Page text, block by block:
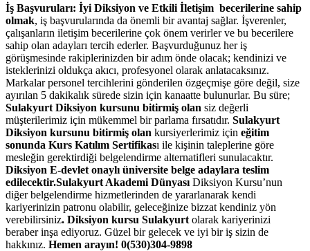
İş Başvuruları: İyi Diksiyon ve Etkili İletişim becerilerine sahip
olmak, iş başvurularında da önemli bir avantaj sağlar. İşverenler,
çalışanların iletişim becerilerine çok önem verirler ve bu becerilere
sahip olan adayları tercih ederler. Başvurduğunuz her iş
görüşmesinde rakiplerinizden bir adım önde olacak; kendinizi ve
isteklerinizi oldukça akıcı, profesyonel olarak anlatacaksınız.
Markalar personel tercihlerini gönderilen özgeçmişe göre değil, size
ayırılan 5 dakikalık sürede sizin için kanaatte bulunurlar. Bu süre;
Sulakyurt Diksiyon kursunu bitirmiş olan siz değerli
müşterilerimiz için mükemmel bir parlama fırsatıdır. Sulakyurt
Diksiyon kursunu bitirmiş olan kursiyerlerimiz için eğitim
sonunda Kurs Katılım Sertifikası ile kişinin taleplerine göre
mesleğin gerektirdiği belgelendirme alternatifleri sunulacaktır.
Diksiyon E-devlet onaylı üniversite belge adaylara teslim
edilecektir.Sulakyurt Akademi Dünyası Diksiyon Kursu’nun
diğer belgelendirme hizmetlerinden de yararlanarak kendi
kariyerinizin patronu olabilir, geleceğinize bizzat kendiniz yön
verebilirsiniz. Diksiyon kursu Sulakyurt olarak kariyerinizi
beraber inşa ediyoruz. Güzel bir gelecek ve iyi bir iş sizin de
hakkınız. Hemen arayın! 0(530)304-9898